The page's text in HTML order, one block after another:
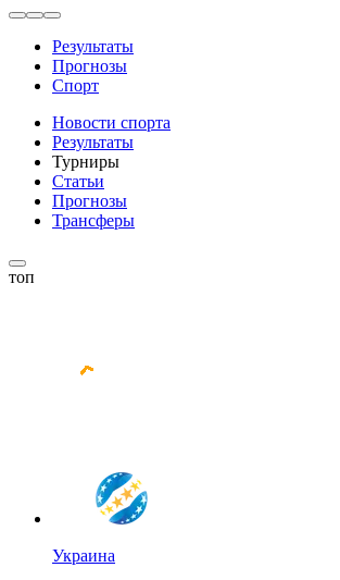
Результаты
Прогнозы
Спорт
Новости спорта
Результаты
Турниры
Статьи
Прогнозы
Трансферы
топ
Украина